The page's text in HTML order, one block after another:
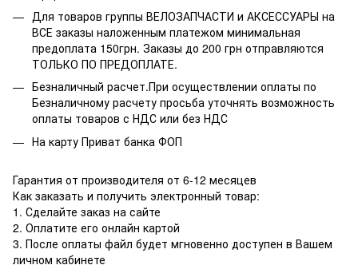
Для товаров группы ВЕЛОЗАПЧАСТИ и АКСЕССУАРЫ на
ВСЕ заказы наложенным платежом минимальная
предоплата 150грн. Заказы до 200 грн отправляются
ТОЛЬКО ПО ПРЕДОПЛАТЕ.
Безналичный расчет.При осуществлении оплаты по
Безналичному расчету просьба уточнять возможность
оплаты товаров с НДС или без НДС
На карту Приват банка ФОП
Гарантия от производителя от 6-12 месяцев
Как заказать и получить электронный товар:
1. Сделайте заказ на сайте
2. Оплатите его онлайн картой
3. После оплаты файл будет мгновенно доступен в Вашем
личном кабинете